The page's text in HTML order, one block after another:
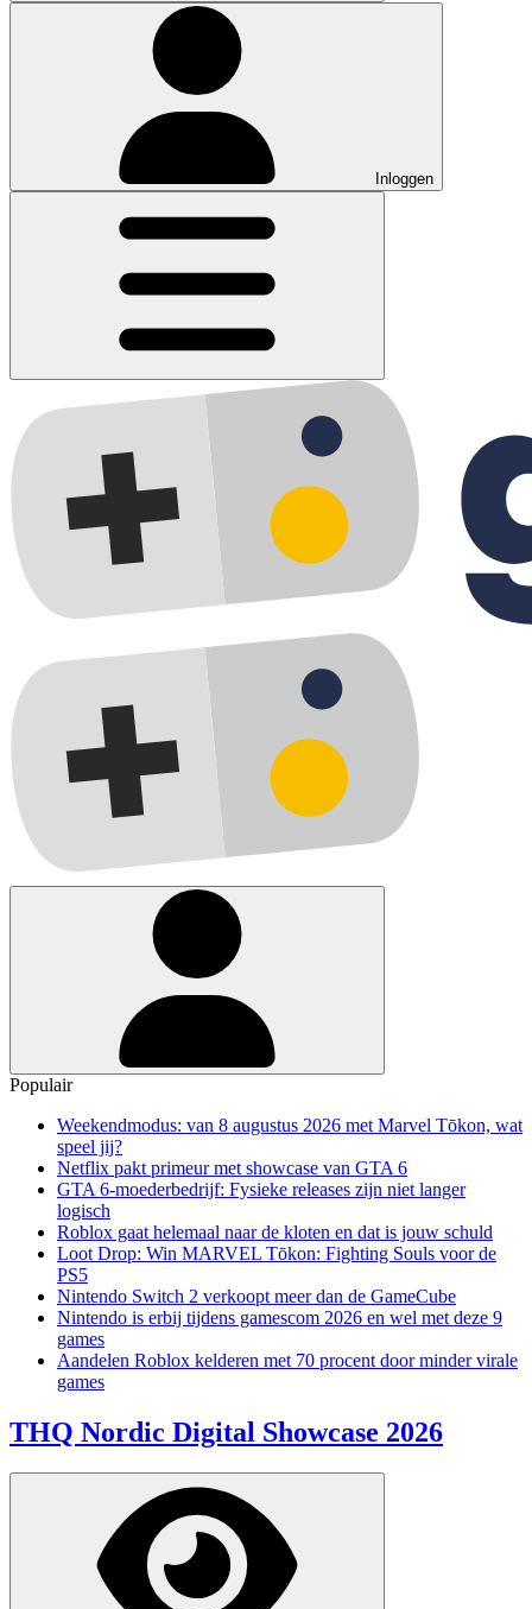
Inloggen
Populair
Weekendmodus: van 8 augustus 2026 met Marvel Tōkon, wat
speel jij?
Netflix pakt primeur met showcase van GTA 6
GTA 6-moederbedrijf: Fysieke releases zijn niet langer
logisch
Roblox gaat helemaal naar de kloten en dat is jouw schuld
Loot Drop: Win MARVEL Tōkon: Fighting Souls voor de
PS5
Nintendo Switch 2 verkoopt meer dan de GameCube
Nintendo is erbij tijdens gamescom 2026 en wel met deze 9
games
Aandelen Roblox kelderen met 70 procent door minder virale
games
THQ Nordic Digital Showcase 2026